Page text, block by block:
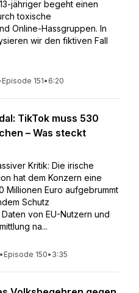
jähriger begeht einen
toxische
Online-Hassgruppen. In
wir den fiktiven Fall
Episode 151• 6:20
TikTok muss 530
– Was steckt
Kritik: Die irische
hat dem Konzern eine
Millionen Euro aufgebrummt
Schutz
von EU-Nutzern und
na...
• Episode 150• 3:35